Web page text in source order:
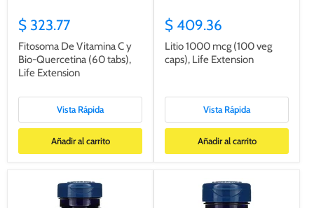
$ 323.77
Fitosoma De Vitamina C y
Bio-Quercetina (60 tabs),
Life Extension
Vista Rápida
Añadir al carrito
$ 409.36
Litio 1000 mcg (100 veg
caps), Life Extension
Vista Rápida
Añadir al carrito